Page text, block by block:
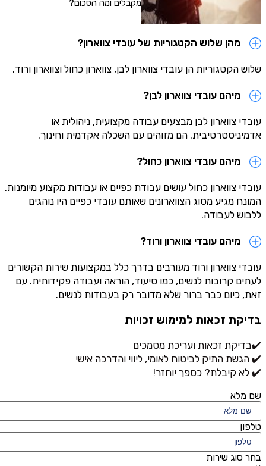
מקבלים ומה הסכום?
מהן שלוש הקטגוריות של עובדי צווארון?
שלוש הקטגוריות הן עובדי צווארון לבן, צווארון כחול וצווארון ורוד.
מיהם עובדי צווארון לבן?
עובדי צווארון לבן מבצעים עבודה מקצועית, ניהולית או
אדמיניסטרטיבית. הם מזוהים עם השכלה אקדמית וחינוך.
מיהם עובדי צווארון כחול?
עובדי צווארון כחול עושים עבודת כפיים או עבודות מקצוע מיומנות.
המונח מגיע מסוג הצווארונים שאותם עובדי כפיים היו נוהגים
ללבוש לעבודה.
מיהם עובדי צווארון ורוד?
עובדי צווארון ורוד מעורבים בדרך כלל במקצועות שירות הקשורים
לעתים קרובות לנשים, כמו סיעוד, הוראה ועבודה פקידותית. עם
זאת, כיום כבר ברור שלא מדובר רק בעבודות לנשים.
בדיקת זכאות למימוש זכויות
✔️בדיקת זכאות ועריכת מסמכים
✔️ הגשת התיק לביטוח לאומי, ליווי והדרכה אישי
✔️ לא קיבלת? כספך יוחזר!
שם מלא
טלפון
בחר סוג שירות